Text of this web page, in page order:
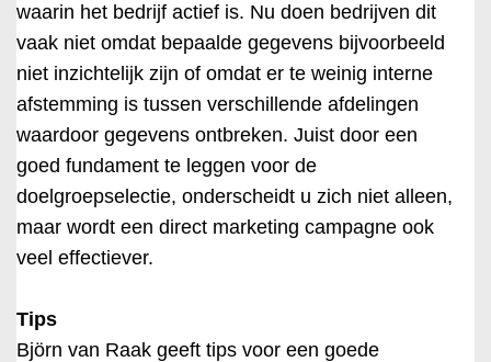
waarin het bedrijf actief is. Nu doen bedrijven dit
vaak niet omdat bepaalde gegevens bijvoorbeeld
niet inzichtelijk zijn of omdat er te weinig interne
afstemming is tussen verschillende afdelingen
waardoor gegevens ontbreken. Juist door een
goed fundament te leggen voor de
doelgroepselectie, onderscheidt u zich niet alleen,
maar wordt een direct marketing campagne ook
veel effectiever.
Tips
Björn van Raak geeft tips voor een goede